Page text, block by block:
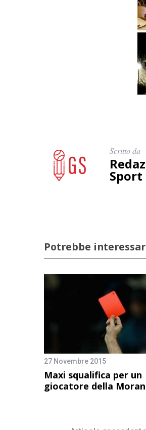
Scritto da
Sport
Potrebbe
27 Novembre 2015
Maxi squalifica per un
giocatore della